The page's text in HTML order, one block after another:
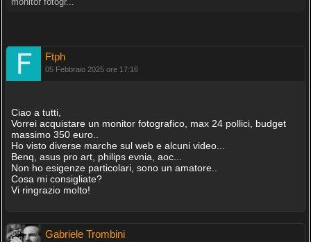
Ftph
05 Febbraio 2025 ore 17:16
Ciao a tutti,
Vorrei acquistare un monitor fotografico, max 24 pollici, budget
massimo 350 euro..
Ho visto diverse marche sul web e alcuni video...
Benq, asus pro art, philips evnia, aoc...
Non ho esigenze particolari, sono un amatore..
Cosa mi consigliate?
Vi ringrazio molto!
Gabriele Trombini